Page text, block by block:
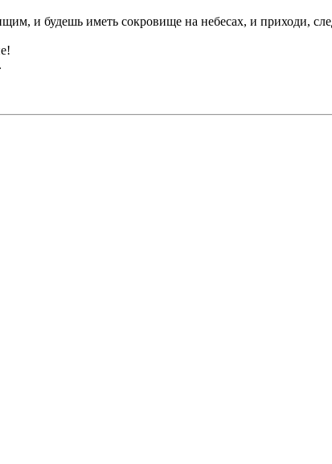
и будешь иметь сокровище на небесах, и приходи,